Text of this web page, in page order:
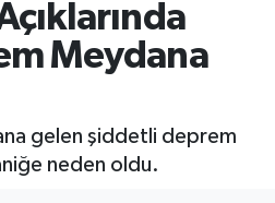
Meydana
gelen şiddetli deprem
neden oldu.